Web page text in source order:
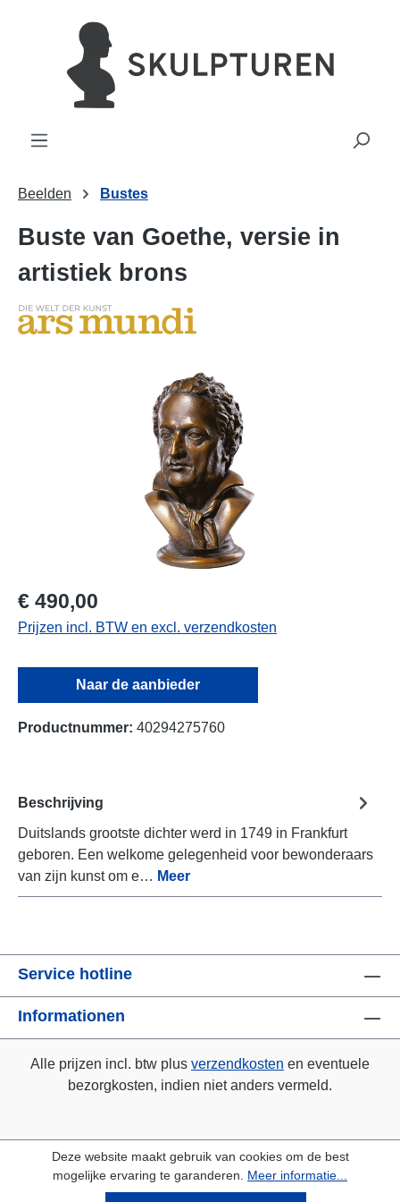
Beelden Bustes
Buste van Goethe, versie in
artistiek brons
Afbeeldingengalerij overslaan
€ 490,00
Prijzen incl. BTW en excl. verzendkosten
Naar de aanbieder
Productnummer: 40294275760
Beschrijving
Duitslands grootste dichter werd in 1749 in Frankfurt
geboren. Een welkome gelegenheid voor bewonderaars
van zijn kunst om e… Meer
Service hotline
Informationen
Alle prijzen incl. btw plus verzendkosten en eventuele
bezorgkosten, indien niet anders vermeld.
Deze website maakt gebruik van cookies om de best
mogelijke ervaring te garanderen. Meer informatie...